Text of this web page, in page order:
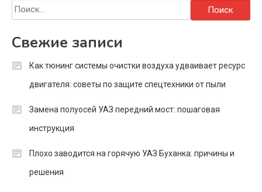
Найти:
Свежие записи
Как тюнинг системы очистки воздуха удваивает ресурс
двигателя: советы по защите спецтехники от пыли
Замена полуосей УАЗ передний мост: пошаговая
инструкция
Плохо заводится на горячую УАЗ Буханка: причины и
решения